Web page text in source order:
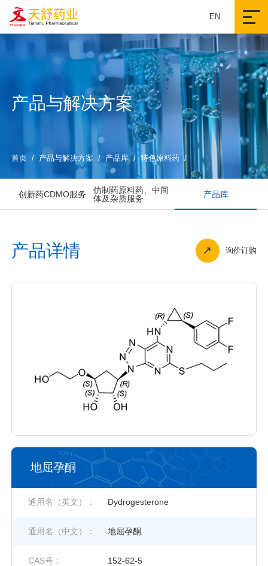
EN
产品与解决方案
首页 / 产品与解决方案 / 产品库 / 特色原料药 /
创新药CDMO服务
仿制药原料药、中间
体及杂质服务
产品库
产品详情 询价订购
地屈孕酮
通用名（英文）： Dydrogesterone
通用名（中文）： 地屈孕酮
CAS号： 152-62-5